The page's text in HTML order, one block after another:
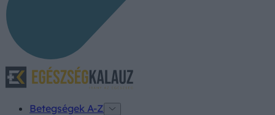
Betegségek A-Z